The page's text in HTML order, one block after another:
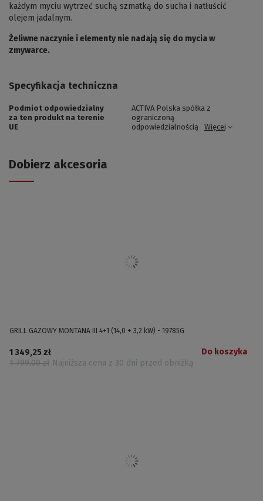
każdym myciu wytrzeć suchą szmatką do sucha i natłuścić
olejem jadalnym.
Żeliwne naczynie i elementy nie nadają się do mycia w
zmywarce.
Specyfikacja techniczna
Podmiot odpowiedzialny
za ten produkt na terenie
UE
ACTIVA Polska spółka z
ograniczoną
odpowiedzialnością
Więcej
Dobierz akcesoria
GRILL GAZOWY MONTANA III 4+1 (14,0 + 3,2 kW) - 19785G
1 349,25 zł
1 799,00 zł Najniższa cena z 30 dni przed obniżką
Do koszyka